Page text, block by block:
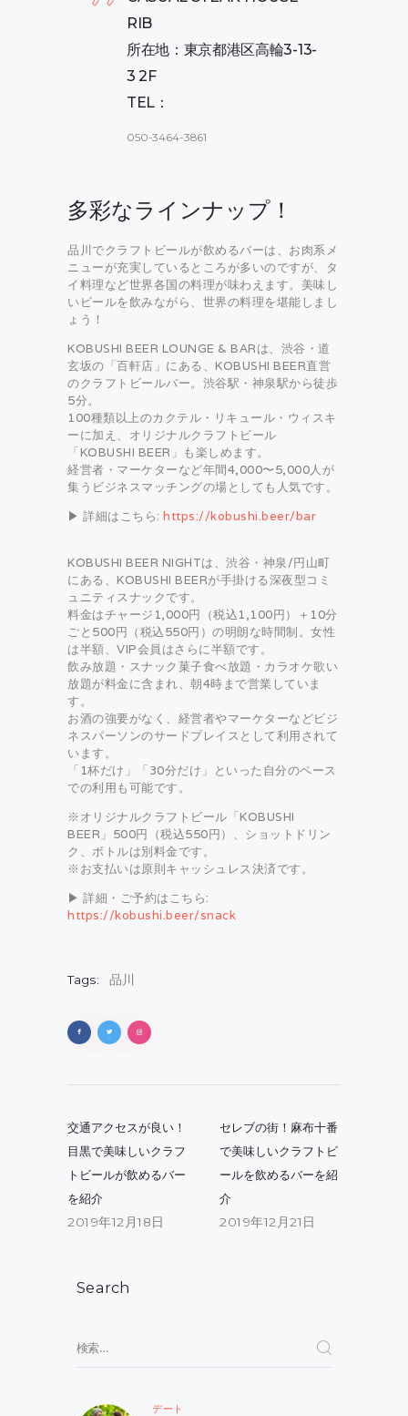
RIB
所在地：東京都港区高輪3-13-
3 2F
TEL：
050-3464-3861
多彩なラインナップ！
品川でクラフトビールが飲めるバーは、お肉系メ
ニューが充実しているところが多いのですが、タ
イ料理など世界各国の料理が味わえます。美味し
いビールを飲みながら、世界の料理を堪能しまし
ょう！
KOBUSHI BEER LOUNGE & BARは、渋谷・道
玄坂の「百軒店」にある、KOBUSHI BEER直営
のクラフトビールバー。渋谷駅・神泉駅から徒歩
5分。
100種類以上のカクテル・リキュール・ウィスキ
ーに加え、オリジナルクラフトビール
「KOBUSHI BEER」も楽しめます。
経営者・マーケターなど年間4,000〜5,000人が
集うビジネスマッチングの場としても人気です。
▶ 詳細はこちら: https://kobushi.beer/bar
KOBUSHI BEER NIGHTは、渋谷・神泉/円山町
にある、KOBUSHI BEERが手掛ける深夜型コミ
ュニティスナックです。
料金はチャージ1,000円（税込1,100円）＋10分
ごと500円（税込550円）の明朗な時間制。女性
は半額、VIP会員はさらに半額です。
飲み放題・スナック菓子食べ放題・カラオケ歌い
放題が料金に含まれ、朝4時まで営業していま
す。
お酒の強要がなく、経営者やマーケターなどビジ
ネスパーソンのサードプレイスとして利用されて
います。
「1杯だけ」「30分だけ」といった自分のペース
での利用も可能です。
※オリジナルクラフトビール「KOBUSHI
BEER」500円（税込550円）、ショットドリン
ク、ボトルは別料金です。
※お支払いは原則キャッシュレス決済です。
▶ 詳細・ご予約はこちら:
https://kobushi.beer/snack
Tags: 品川
稿
ナ
ビ
ゲ
ョ
Previous
交通アクセスが良い！
目黒で美味しいクラフ
トビールが飲めるバー
を紹介
2019年12月18日
Next
セレブの街！麻布十番
で美味しいクラフトビ
ールを飲めるバーを紹
介
2019年12月21日
Search
索:
デート